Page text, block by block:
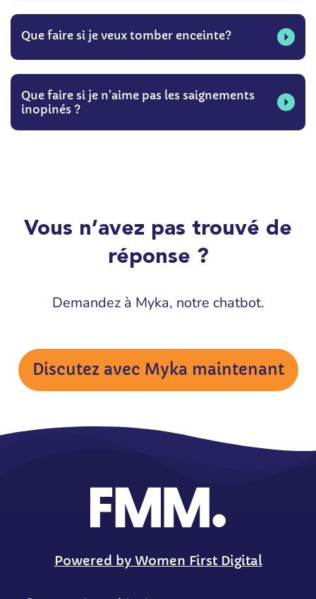
Que faire si je veux tomber enceinte?
Que faire si je n’aime pas les saignements
inopinés ?
Vous n’avez pas trouvé de
réponse ?
Demandez à Myka, notre chatbot.
Discutez avec Myka maintenant
Powered by Women First Digital